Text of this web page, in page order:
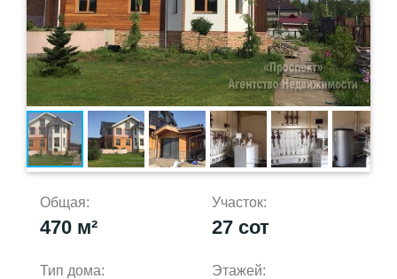
Общая:
470 м²
Участок:
27 сот
Тип дома: Этажей: